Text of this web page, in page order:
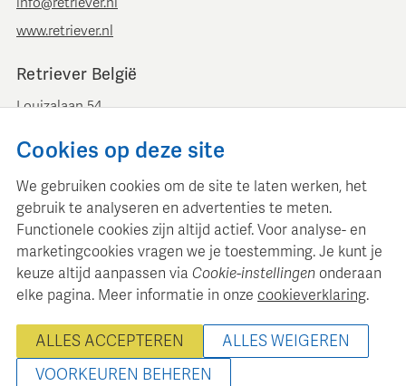
www.retriever.nl
Retriever België
Louizalaan 54
+ 32 (0)2 893 00 52
www.retrievermedia.be
Retriever Media Informatie onderhoudt een gestructureerde
mediadatabase voor professionele mediaplanning en analyse.
© 2000 - 2026 Retriever Media Informatie B.V. - Alle rechten
voorbehouden
Cookies op deze site
We gebruiken cookies om de site te laten werken, het
gebruik te analyseren en advertenties te meten.
Functionele cookies zijn altijd actief. Voor analyse- en
marketingcookies vragen we je toestemming. Je kunt je
keuze altijd aanpassen via Cookie-instellingen onderaan
elke pagina. Meer informatie in onze cookieverklaring.
ALLES ACCEPTEREN
ALLES WEIGEREN
VOORKEUREN BEHEREN